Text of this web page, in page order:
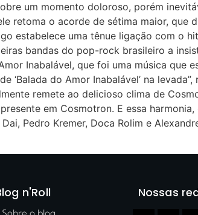
um momento doloroso, porém
retoma o acorde de sétima maior, que
estabelece uma tênue ligação com o
bandas do pop-rock brasileiro a
Inabalável, que foi uma música que
do Amor Inabalável’ na levada”,
remete ao delicioso clima de
em Cosmotron. E essa harmonia,
Pedro Kremer, Doca Rolim e
n'Roll Nossas